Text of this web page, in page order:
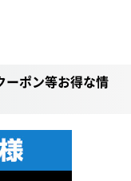
ーポン等お得な情